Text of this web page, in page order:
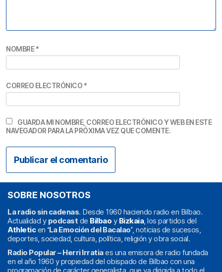
NOMBRE*
CORREO ELECTRÓNICO *
GUARDA MI NOMBRE, CORREO ELECTRÓNICO Y WEB EN ESTE
NAVEGADOR PARA LA PRÓXIMA VEZ QUE COMENTE.
SOBRE NOSOTROS
La radio sin cadenas. Desde 1960 haciendo radio en Bilbao.
Actualidad y podcast de Bilbao y Bizkaia, los partidos del
Athleticen ‘La Emoción del Bacalao’, noticias de sucesos,
deportes, sociedad, cultura, política, religión y obra social.
Radio Popular – Herri Irratiaes una emisora de radio fundada
en el año 1960 y propiedad del obispado de Bilbao con una